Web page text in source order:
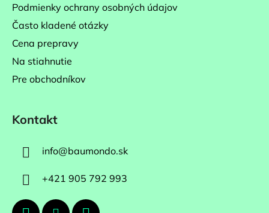
Podmienky ochrany osobných údajov
Často kladené otázky
Cena prepravy
Na stiahnutie
Pre obchodníkov
Kontakt
info@baumondo.sk
+421 905 792 993